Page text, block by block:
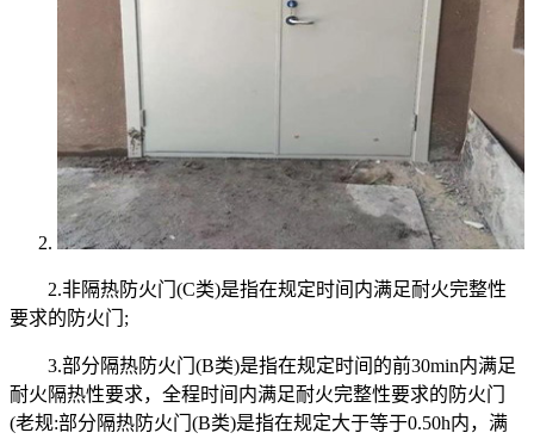
2.非隔热防火门(C类)是指在规定时间内满足耐火完整性
要求的防火门;
3.部分隔热防火门(B类)是指在规定时间的前30min内满足
耐火隔热性要求，全程时间内满足耐火完整性要求的防火门
(老规:部分隔热防火门(B类)是指在规定大于等于0.50h内，满